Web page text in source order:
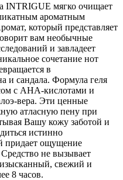
INTRIGUE мягко очищает
ароматным
который представляет
вам необычные
и завладеет
сочетание нот
в
и сандала. Формула геля
с AHA-кислотами и
вера. Эти ценные
атласную пену при
Вашу кожу заботой и
истинно
придает ощущение
не вызывает
свежий и
8 часов.